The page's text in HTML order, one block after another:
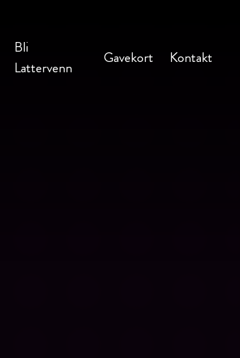
Bli
Lattervenn
Gavekort Kontakt